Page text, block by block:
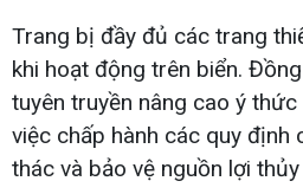
Trang bị đầy đủ các trang
khi hoạt động trên biển.
tuyên truyền nâng cao ý
việc chấp hành các quy định
thác và bảo vệ nguồn lợi thủy